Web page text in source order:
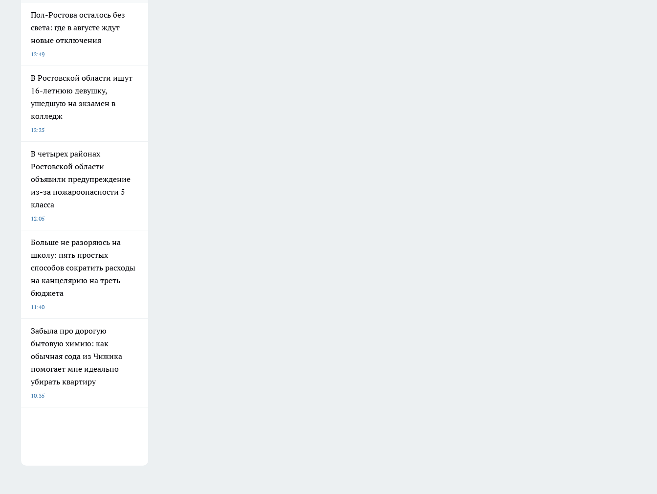
Пол-Ростова осталось без
света: где в августе ждут
новые отключения
12:49
В Ростовской области ищут
16-летнюю девушку,
ушедшую на экзамен в
колледж
12:25
В четырех районах
Ростовской области
объявили предупреждение
из-за пожароопасности 5
класса
12:05
Больше не разоряюсь на
школу: пять простых
способов сократить расходы
на канцелярию на треть
бюджета
11:40
Забыла про дорогую
бытовую химию: как
обычная сода из Чижика
помогает мне идеально
убирать квартиру
10:35